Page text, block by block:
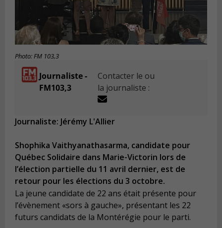
Photo: FM 103,3
Journaliste -
FM103,3
Contacter le ou
la journaliste :
Journaliste: Jérémy L'Allier
Shophika Vaithyanathasarma, candidate pour
Québec Solidaire dans Marie-Victorin lors de
l’élection partielle du 11 avril dernier, est de
retour pour les élections du 3 octobre.
La jeune candidate de 22 ans était présente pour
l’évènement «sors à gauche», présentant les 22
futurs candidats de la Montérégie pour le parti.